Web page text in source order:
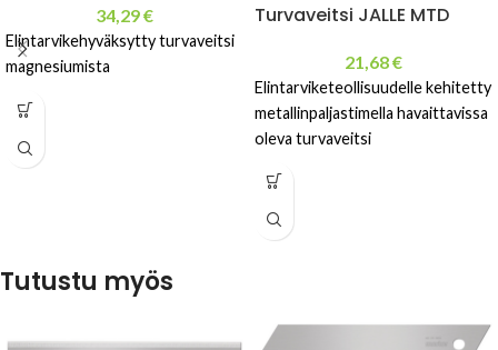
34,29€
Elintarvikehyväksytty turvaveitsi
magnesiumista
Turvaveitsi JALLE MTD
21,68€
Elintarviketeollisuudelle kehitetty
metallinpaljastimella havaittavissa
oleva turvaveitsi
Tutustu myös